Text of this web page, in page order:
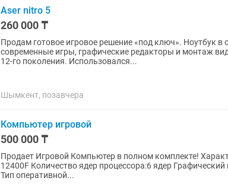
Aser nitro 5
260 000 ₸
Продам готовое игровое решение «под ключ». Ноутбук в
современные игры, графические редакторы и монтаж
12-го поколения. Использовался...
Шымкент, позавчера
Компьютер игровой
500 000 ₸
Продает Игровой Компьютер в полном комплекте!
12400F Количество ядер процессора:6 ядер Графический
Тип оперативной...